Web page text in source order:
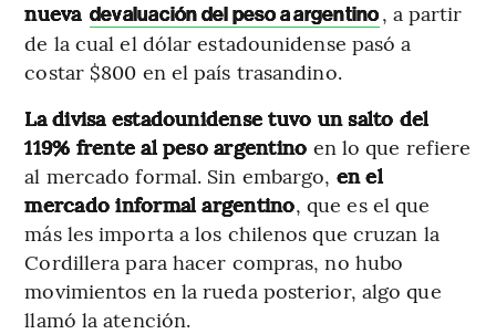
nueva devaluación del peso a argentino, a partir
de la cual el dólar estadounidense pasó a
costar $800 en el país trasandino.
La divisa estadounidense tuvo un salto del
119% frente al peso argentino en lo que refiere
al mercado formal. Sin embargo, en el
mercado informal argentino, que es el que
más les importa a los chilenos que cruzan la
Cordillera para hacer compras, no hubo
movimientos en la rueda posterior, algo que
llamó la atención.